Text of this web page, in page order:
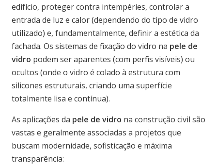
edifício, proteger contra intempéries, controlar a
entrada de luz e calor (dependendo do tipo de vidro
utilizado) e, fundamentalmente, definir a estética da
fachada. Os sistemas de fixação do vidro na pele de
vidro podem ser aparentes (com perfis visíveis) ou
ocultos (onde o vidro é colado à estrutura com
silicones estruturais, criando uma superfície
totalmente lisa e contínua).
As aplicações da pele de vidro na construção civil são
vastas e geralmente associadas a projetos que
buscam modernidade, sofisticação e máxima
transparência: